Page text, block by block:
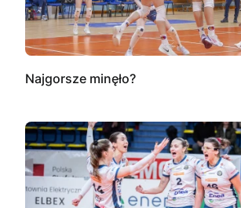
Najgorsze minęło?